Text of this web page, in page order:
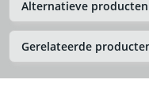
Alternatieve
Gerelateerde